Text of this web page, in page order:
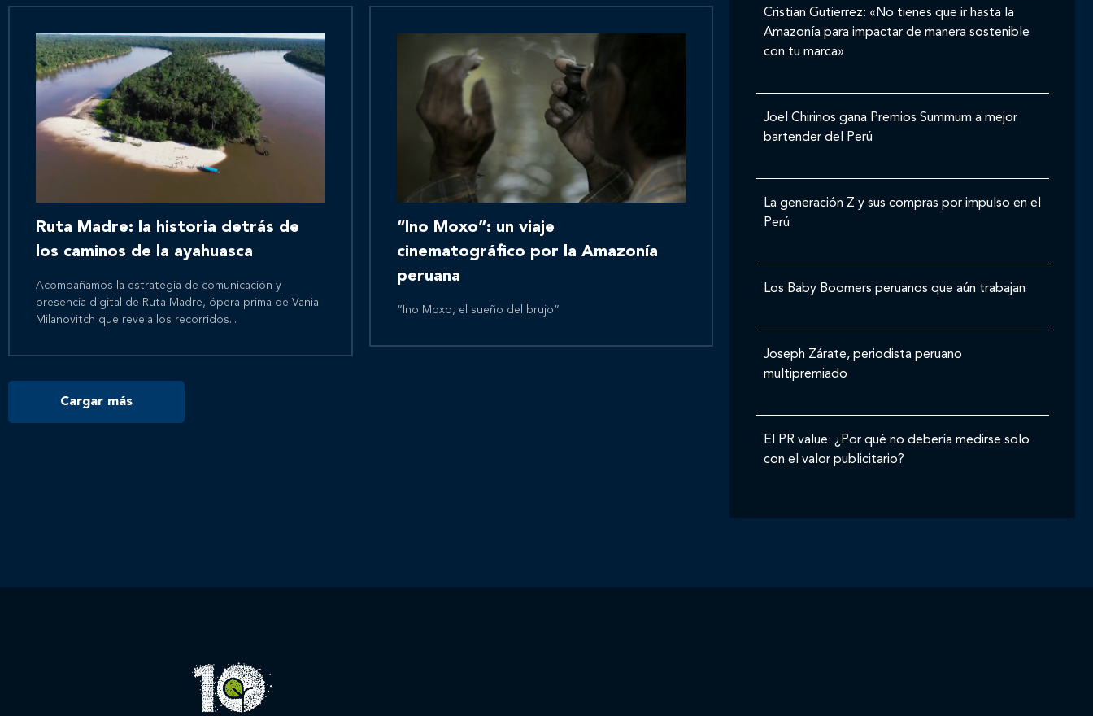
Novedades
Contáctanos
Ruta Madre: la historia detrás de
los caminos de la ayahuasca
Acompañamos la estrategia de comunicación y
presencia digital de Ruta Madre, ópera prima de Vania
Milanovitch que revela los recorridos...
“Ino Moxo”: un viaje
cinematográfico por la Amazonía
peruana
“Ino Moxo, el sueño del brujo”
Cargar más
Cristian Gutierrez: «No tienes que ir hasta la
Amazonía para impactar de manera sostenible
con tu marca»
Joel Chirinos gana Premios Summum a mejor
bartender del Perú
La generación Z y sus compras por impulso en el
Perú
Los Baby Boomers peruanos que aún trabajan
Joseph Zárate, periodista peruano
multipremiado
El PR value: ¿Por qué no debería medirse solo
con el valor publicitario?